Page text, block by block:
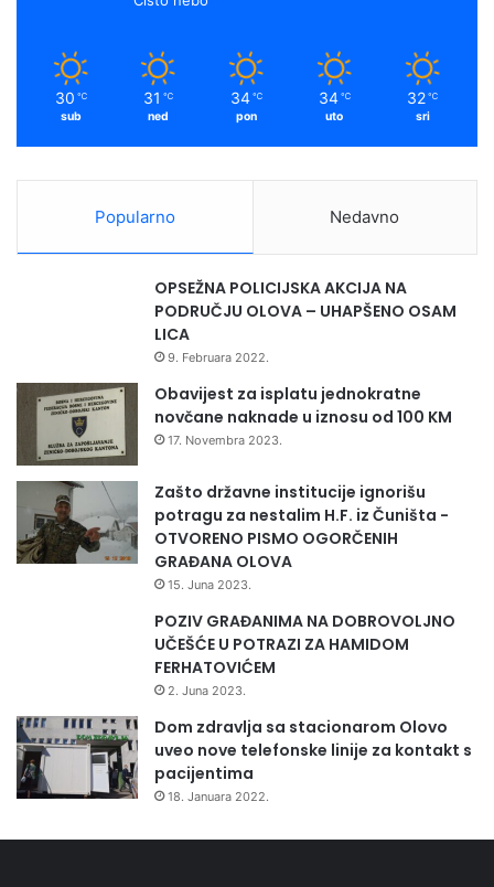
30 ℃
sub
31 ℃
ned
34 ℃
pon
34 ℃
uto
32 ℃
sri
Popularno Nedavno
OPSEŽNA POLICIJSKA AKCIJA NA
PODRUČJU OLOVA – UHAPŠENO OSAM
LICA
9. Februara 2022.
Obavijest za isplatu jednokratne
novčane naknade u iznosu od 100 KM
17. Novembra 2023.
Zašto državne institucije ignorišu
potragu za nestalim H.F. iz Čuništa -
OTVORENO PISMO OGORČENIH
GRAĐANA OLOVA
15. Juna 2023.
POZIV GRAĐANIMA NA DOBROVOLJNO
UČEŠĆE U POTRAZI ZA HAMIDOM
FERHATOVIĆEM
2. Juna 2023.
Dom zdravlja sa stacionarom Olovo
uveo nove telefonske linije za kontakt s
pacijentima
18. Januara 2022.